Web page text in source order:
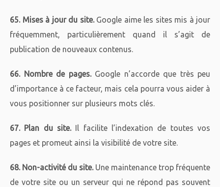
65. Mises à jour du site.Google aime les sites mis à jour
fréquemment, particulièrement quand il s’agit de
publication de nouveaux contenus.
66. Nombre de pages.Google n’accorde que très peu
d’importance à ce facteur, mais cela pourra vous aider à
vous positionner sur plusieurs mots clés.
67. Plan du site.Il facilite l’indexation de toutes vos
pages et promeut ainsi la visibilité de votre site.
68. Non-activité du site.Une maintenance trop fréquente
de votre site ou un serveur qui ne répond pas souvent